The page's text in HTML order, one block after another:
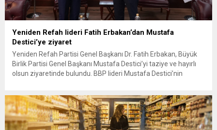
Yeniden Refah lideri Fatih Erbakan’dan Mustafa
Destici’ye ziyaret
Yeniden Refah Partisi Genel Başkanı Dr. Fatih Erbakan, Büyük
Birlik Partisi Genel Başkanı Mustafa Destici’yi taziye ve hayırlı
olsun ziyaretinde bulundu. BBP lideri Mustafa Destici’nin
başkan seçilmesi nedeniyle hayırlı olsun ziyaretinde bulunan
Erbakan’a, Genel Başkan Yardımcıları...